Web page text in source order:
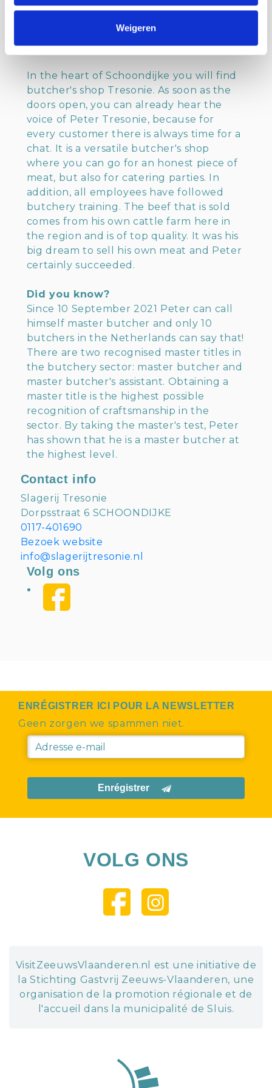
Weigeren
un maître boucher au plus haut niveau.
Tresonie Butcher Shop
In the heart of Schoondijke you will find
butcher's shop Tresonie. As soon as the
doors open, you can already hear the
voice of Peter Tresonie, because for
every customer there is always time for a
chat. It is a versatile butcher's shop
where you can go for an honest piece of
meat, but also for catering parties. In
addition, all employees have followed
butchery training. The beef that is sold
comes from his own cattle farm here in
the region and is of top quality. It was his
big dream to sell his own meat and Peter
certainly succeeded.
Did you know?
Since 10 September 2021 Peter can call
himself master butcher and only 10
butchers in the Netherlands can say that!
There are two recognised master titles in
the butchery sector: master butcher and
master butcher's assistant. Obtaining a
master title is the highest possible
recognition of craftsmanship in the
sector. By taking the master's test, Peter
has shown that he is a master butcher at
the highest level.
Contact info
Slagerij Tresonie
Dorpsstraat 6 SCHOONDIJKE
0117-401690
Bezoek website
info@slagerijtresonie.nl
Volg ons
ENRÉGISTRER ICI POUR LA NEWSLETTER
Geen zorgen we spammen niet.
Enrégistrer
VOLG ONS
VisitZeeuwsVlaanderen.nl est une initiative de
la Stichting Gastvrij Zeeuws-Vlaanderen, une
organisation de la promotion régionale et de
l'accueil dans la municipalité de Sluis.